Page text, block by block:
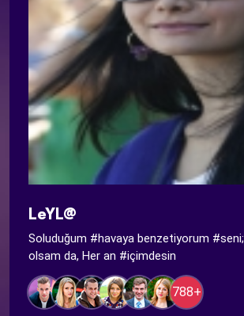
LeYL@
Soluduğum #havaya benzetiyorum #seni; #Göremiyor
olsam da, Her an #içimdesin
788+